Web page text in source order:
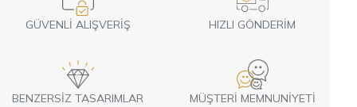
GÜVENLI ALIŞVERIŞ HIZLI GÖNDERIM
BENZERSIZ TASARIMLAR MÜŞTERI MEMNUNIYETI